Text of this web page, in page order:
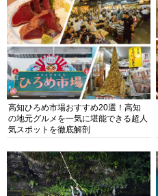
高知ひろめ市場おすすめ20選！高知
の地元グルメを一気に堪能できる超人
気スポットを徹底解剖